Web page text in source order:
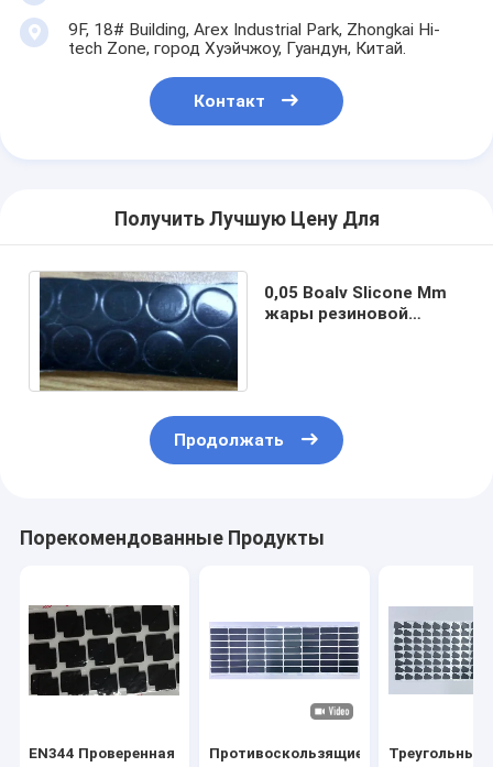
9F, 18# Building, Arex Industrial Park, Zhongkai Hi-
tech Zone, город Хуэйчжоу, Гуандун, Китай.
Контакт
Получить Лучшую Цену Для
0,05 Boalv Slicone Mm
жары резиновой
Продолжать
Порекомендованные Продукты
EN344 Проверенная
Противоскользящие
Треугольные